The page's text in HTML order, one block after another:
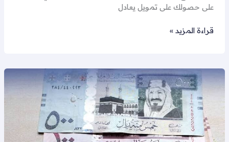
على حصولك على تمويل يعادل
قراءة المزيد »
تسديد
قروض
تيماء